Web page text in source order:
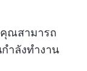
ณสามารถ
ำลังทำงาน